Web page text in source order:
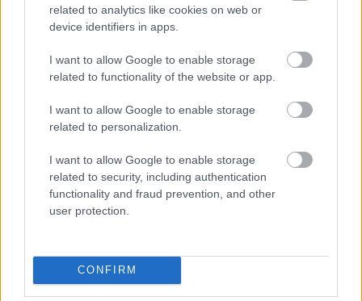
related to analytics like cookies on web or
device identifiers in apps.
I want to allow Google to enable storage
related to functionality of the website or app.
I want to allow Google to enable storage
related to personalization.
I want to allow Google to enable storage
related to security, including authentication
functionality and fraud prevention, and other
user protection.
CONFIRM
Trvalky, ktoré znesú
vysaďte na miesta, na
ktoré slnko svieti celý
krások, ktoré rozžiaria
vašu záhradu
Môže aspirín zachrániť
ochabnuté izbové